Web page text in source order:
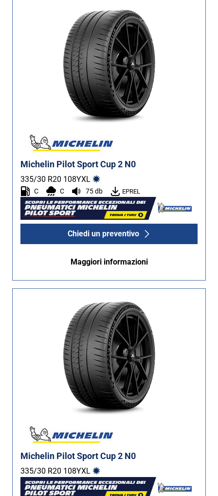
Michelin Pilot Sport Cup 2 N0
335/30 R20 108YXL
C C 75 db EPREL
Chiedi un preventivo
Maggiori informazioni
Michelin Pilot Sport Cup 2 N0
335/30 R20 108YXL